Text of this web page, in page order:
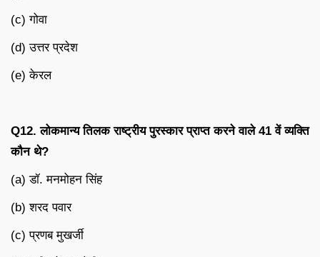
(c) गोवा
(d) उत्तर प्रदेश
(e) केरल
Q12.लोकमान्य तिलक राष्ट्रीय पुरस्कार प्राप्त करने वाले 41वें व्यक्ति
कौन थे?
(a) डॉ. मनमोहन सिंह
(b) शरद पवार
(c) प्रणब मुखर्जी